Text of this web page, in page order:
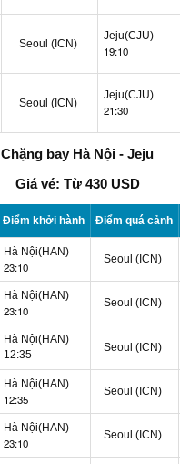
Seoul (ICN)
Jeju(CJU)
19:10
Seoul (ICN)
Jeju(CJU)
21:30
Chặng bay Hà Nội - Jeju
Giá vé: Từ 430 USD
Điểm khởi hành Điểm quá cảnh
Hà Nội(HAN)
23:10
Seoul (ICN)
Hà Nội(HAN)
23:10
Seoul (ICN)
Hà Nội(HAN)
12:35
Seoul (ICN)
Hà Nội(HAN)
12:35
Seoul (ICN)
Hà Nội(HAN)
23:10
Seoul (ICN)